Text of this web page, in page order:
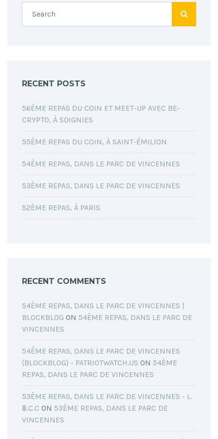
RECENT POSTS
56ÈME REPAS DU COIN ET MEET-UP AVEC BE-
CRYPTO, À SOIGNIES
55ÈME REPAS DU COIN, À SAINT-ÉMILION
54ÈME REPAS, DANS LE PARC DE VINCENNES
53ÈME REPAS, DANS LE PARC DE VINCENNES
52ÈME REPAS, À PARIS
RECENT COMMENTS
54ÈME REPAS, DANS LE PARC DE VINCENNES |
BLOCKBLOG ON 54ÈME REPAS, DANS LE PARC DE
VINCENNES
54ÈME REPAS, DANS LE PARC DE VINCENNES
(BLOCKBLOG) - PATRIOTWATCH.US ON 54ÈME
REPAS, DANS LE PARC DE VINCENNES
53ÈME REPAS, DANS LE PARC DE VINCENNES - L.
฿.C.C ON 53ÈME REPAS, DANS LE PARC DE
VINCENNES